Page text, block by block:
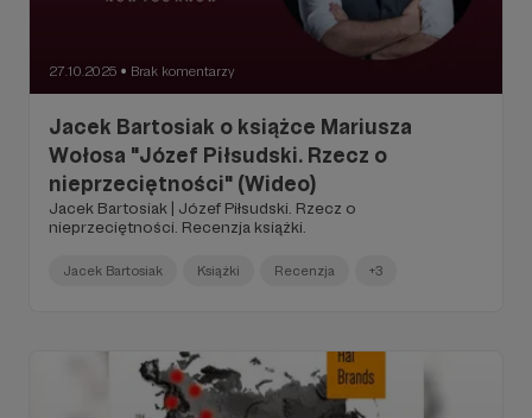
27.10.2025 ● Brak komentarzy
Jacek Bartosiak o książce Mariusza
Wołosa "Józef Piłsudski. Rzecz o
nieprzeciętności" (Wideo)
Jacek Bartosiak | Józef Piłsudski. Rzecz o
nieprzeciętności. Recenzja książki.
Jacek Bartosiak Książki Recenzja +3